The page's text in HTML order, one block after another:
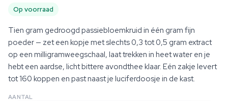
Op voorraad
Tien gram gedroogd passiebloemkruid in één gram fijn
poeder — zet een kopje met slechts 0,3 tot 0,5 gram extract
op een milligramweegschaal, laat trekken in heet water en je
hebt een aardse, licht bittere avondthee klaar. Eén zakje levert
tot 160 koppen en past naast je luciferdoosje in de kast.
AANTAL